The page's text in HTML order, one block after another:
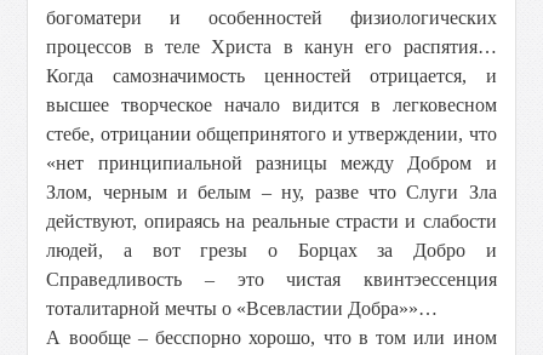
богоматери и особенностей физиологических
процессов в теле Христа в канун его распятия…
Когда самозначимость ценностей отрицается, и
высшее творческое начало видится в легковесном
стебе, отрицании общепринятого и утверждении, что
«нет принципиальной разницы между Добром и
Злом, черным и белым – ну, разве что Слуги Зла
действуют, опираясь на реальные страсти и слабости
людей, а вот грезы о Борцах за Добро и
Справедливость – это чистая квинтэессенция
тоталитарной мечты о «Всевластии Добра»»…
А вообще – бесспорно хорошо, что в том или ином